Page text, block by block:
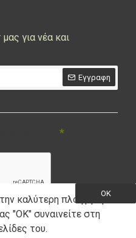
για νέα και
Εγγραφη
την Πολιτική Απορρήτου
OK
καλύτερη πλοήγηση
"ΟK" συναινείτε στη
του.